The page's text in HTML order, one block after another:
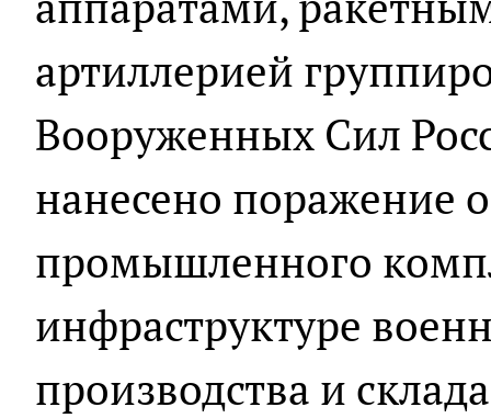
артиллерией
Вооруженных Сил
нанесено поражение
промышленного
инфраструктуре
производства и